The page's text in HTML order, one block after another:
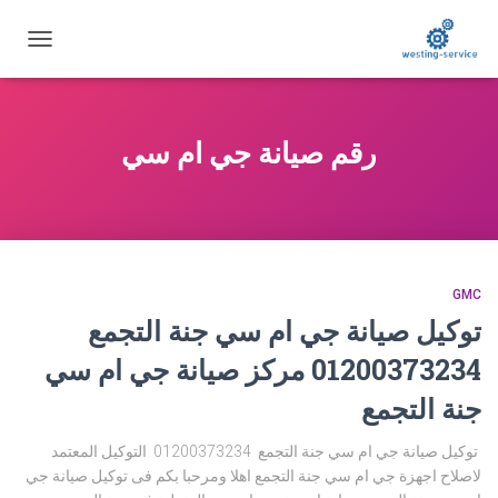
التنقل
رقم صيانة جي ام سي
GMC
توكيل صيانة جي ام سي جنة التجمع
01200373234 مركز صيانة جي ام سي
جنة التجمع
توكيل صيانة جي ام سي جنة التجمع 01200373234 التوكيل المعتمد
لاصلاح اجهزة جي ام سي جنة التجمع اهلا ومرحبا بكم فى توكيل صيانة جي